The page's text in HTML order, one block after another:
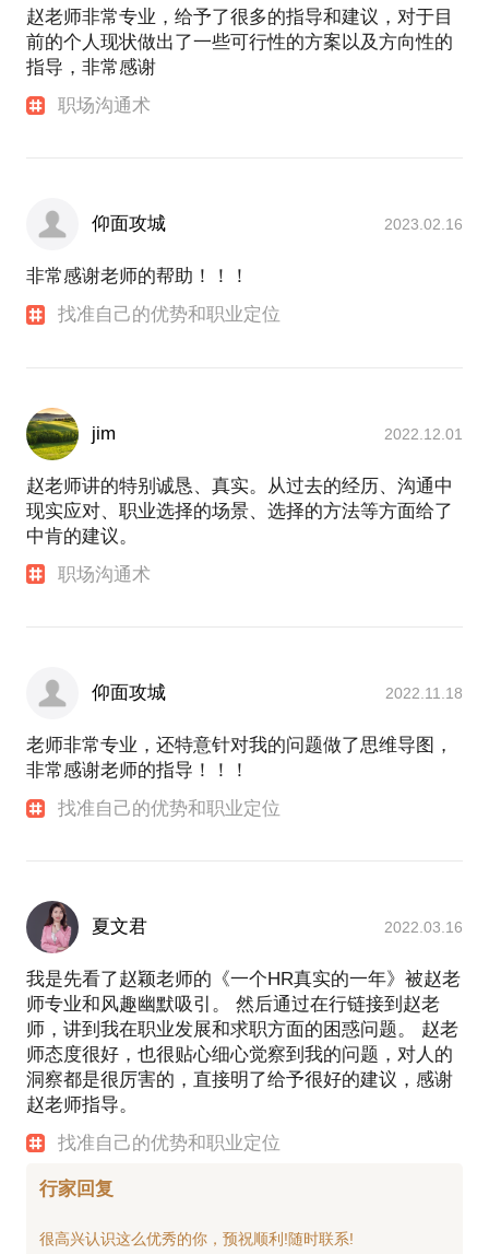
赵老师非常专业，给予了很多的指导和建议，对于目
前的个人现状做出了一些可行性的方案以及方向性的
指导，非常感谢
职场沟通术
仰面攻城 2023.02.16
非常感谢老师的帮助！！！
找准自己的优势和职业定位
jim 2022.12.01
赵老师讲的特别诚恳、真实。从过去的经历、沟通中
现实应对、职业选择的场景、选择的方法等方面给了
中肯的建议。
职场沟通术
仰面攻城 2022.11.18
老师非常专业，还特意针对我的问题做了思维导图，
非常感谢老师的指导！！！
找准自己的优势和职业定位
夏文君 2022.03.16
我是先看了赵颖老师的《一个HR真实的一年》被赵老
师专业和风趣幽默吸引。 然后通过在行链接到赵老
师，讲到我在职业发展和求职方面的困惑问题。 赵老
师态度很好，也很贴心细心觉察到我的问题，对人的
洞察都是很厉害的，直接明了给予很好的建议，感谢
赵老师指导。
找准自己的优势和职业定位
行家回复